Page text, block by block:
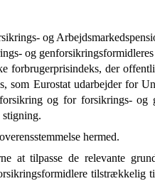
og
og
forbrugerprisindeks, der
som Eurostat udarbejder for
og for forsikrings- og
stigning.
hermed.
at tilpasse de relevante